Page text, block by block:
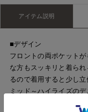
アイテム説明
■デザイン
フロントの両ポケット
な方もスッキリと着ら
るので着用すると少し
ミッド～ハイライズの